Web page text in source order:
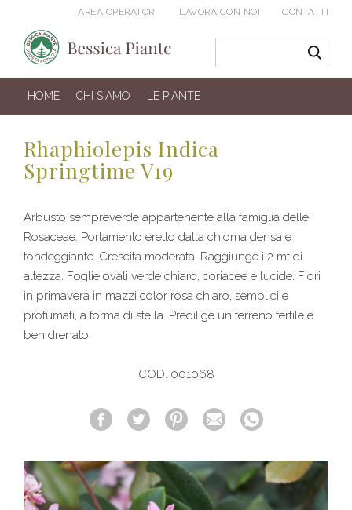
AREA OPERATORI LAVORA CON NOI CONTATTI
HOME CHI SIAMO LE PIANTE
Rhaphiolepis Indica
Springtime V19
Arbusto sempreverde appartenente alla famiglia delle
Rosaceae. Portamento eretto dalla chioma densa e
tondeggiante. Crescita moderata. Raggiunge i 2 mt di
altezza. Foglie ovali verde chiaro, coriacee e lucide. Fiori
in primavera in mazzi color rosa chiaro, semplici e
profumati, a forma di stella. Predilige un terreno fertile e
ben drenato.
COD. 001068